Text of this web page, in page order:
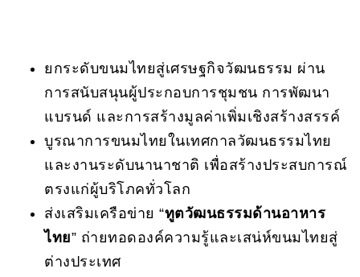
ยกระดับขนมไทยสู่เศรษฐกิจวัฒนธรรม ผ่าน
การสนับสนุนผู้ประกอบการชุมชน การพัฒนา
แบรนด์ และการสร้างมูลค่าเพิ่มเชิงสร้างสรรค์
บูรณาการขนมไทยในเทศกาลวัฒนธรรมไทย
และงานระดับนานาชาติ เพื่อสร้างประสบการณ์
ตรงแก่ผู้บริโภคทั่วโลก
ส่งเสริมเครือข่าย “ทูตวัฒนธรรมด้านอาหาร
ไทย” ถ่ายทอดองค์ความรู้และเสน่ห์ขนมไทยสู่
ต่างประเทศ